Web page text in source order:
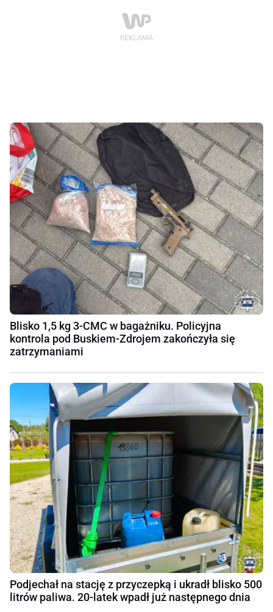
Blisko 1,5 kg 3-CMC w bagażniku. Policyjna
kontrola pod Buskiem-Zdrojem zakończyła się
zatrzymaniami
Podjechał na stację z przyczepką i ukradł blisko 500
litrów paliwa. 20-latek wpadł już następnego dnia